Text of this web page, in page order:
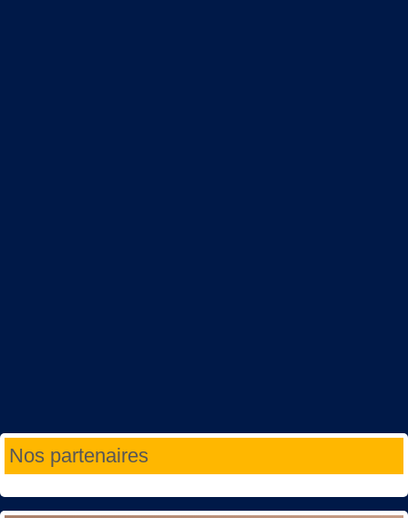
Nos partenaires
Année
précédente
Mois
précédent
Année
suivante
Mois
suivant